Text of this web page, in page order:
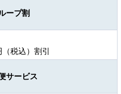
ープ割
税込）割引
サービス